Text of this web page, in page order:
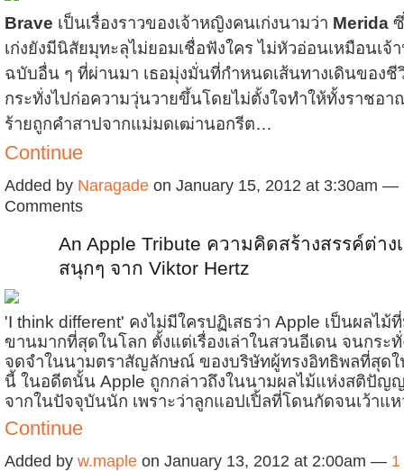
Brave เป็นเรื่องราวของเจ้าหญิงคนเก่งนามว่า Merida
เก่งยังมีนิสัยมุทะลุไม่ยอมเชื่อฟังใคร ไม่หัวอ่อนเหมือนเจ้
ฉบับอื่น ๆ ที่ผ่านมา เธอมุ่งมั่นที่กำหนดเส้นทางเดินของชี
กระทั่งไปก่อความวุ่นวายขึ้นโดยไม่ตั้งใจทำให้ทั้งราชอ
ร้ายถูกคำสาปจากแม่มดเฒ่านอกรีต…
Continue
Added by Naragade on January 15, 2012 at 3:30am —
Comments
An Apple Tribute ความคิดสร้างสรรค์ต่าง
สนุกๆ จาก Viktor Hertz
'I think different' คงไม่มีใครปฏิเสธว่า Apple เป็นผลไม้
ขานมากที่สุดในโลก ตั้งแต่เรื่องเล่าในสวนอีเดน จนกระ
จดจำในนามตราสัญลักษณ์ ของบริษัทผู้ทรงอิทธิพลที่สุดใ
นี้ ในอดีตนั้น Apple ถูกกล่าวถึงในนามผลไม้แห่งสติปัญ
จากในปัจจุบันนัก เพราะว่าลูกแอปเปิ้ลที่โดนกัดจนเว้าแ
Continue
Added by w.maple on January 13, 2012 at 2:00am —